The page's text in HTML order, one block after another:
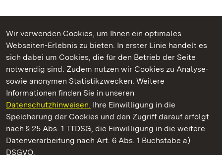
Wir verwenden Cookies, um Ihnen ein optimales
Webseiten-Erlebnis zu bieten. In erster Linie handelt es
sich dabei um Cookies, die für den Betrieb der Seite
notwendig sind. Zudem nutzen wir Cookies zu Analyse-
sowie anonymen Statistikzwecken. Weitere
Informationen finden Sie in unseren
Datenschutzhinweisen. Ihre Einwilligung in die
Speicherung der Cookies und den Zugriff darauf erfolgt
nach § 25 Abs. 1 TTDSG, die Einwilligung in die weitere
Datenverarbeitung nach Art. 6 Abs. 1 Buchstabe a)
DSGVO.
Kommen. Staunen. Genießen.
Yburg bei Baden-Baden
Staatliche Schlösser und Gärten Baden-Württemberg
Kontakt